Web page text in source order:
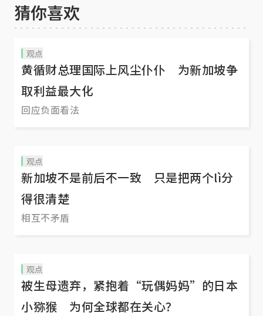
猜你喜欢
观点
黄循财总理国际上风尘仆仆 为新加坡争
取利益最大化
回应负面看法
观点
新加坡不是前后不一致 只是把两个lì分
得很清楚
相互不矛盾
观点
被生母遗弃，紧抱着“玩偶妈妈”的日本
小猕猴 为何全球都在关心？